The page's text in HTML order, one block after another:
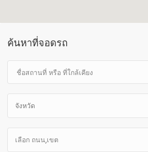
ค้นหาที่จอดรถ
จังหวัด
เลือก ถนน,เขต